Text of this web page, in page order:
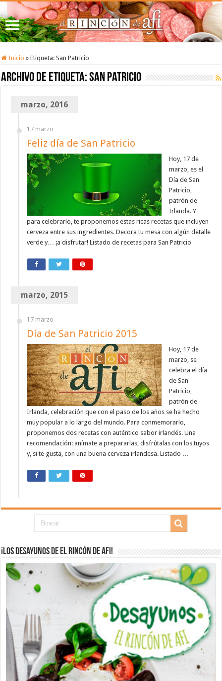
Inicio » Etiqueta:San Patricio
Archivo de etiqueta:San Patricio
marzo, 2016
17 marzo
Feliz día de San Patricio
Hoy, 17 de
marzo, es el
Día de San
Patricio,
patrón de
Irlanda. Y
para celebrarlo, te proponemos estas ricas recetas que incluyen
cerveza entre sus ingredientes. Decora tu mesa con algún detalle
verde y… ¡a disfrutar! Listado de recetas para San Patricio
marzo, 2015
17 marzo
Día de San Patricio 2015
Hoy, 17 de
marzo, se
celebra el día
de San
Patricio,
patrón de
Irlanda, celebración que con el paso de los años se ha hecho
muy popular a lo largo del mundo. Para conmemorarlo,
proponemos dos recetas con auténtico sabor irlandés. Una
recomendación: anímate a prepararlas, disfrútalas con los tuyos
y, si te gusta, con una buena cerveza irlandesa. Listado …
¡Los desayunos de El Rincón de Afi!